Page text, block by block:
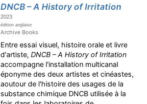
DNCB – A History of Irritation
2023
édition anglaise
Archive Books
Entre essai visuel, histoire orale et livre
d'artiste,DNCB – A History of Irritation
accompagne l'installation multicanal
éponyme des deux artistes et cinéastes,
aoutour de l'histoire des usages de la
substance chimique DNCB utilisée à la